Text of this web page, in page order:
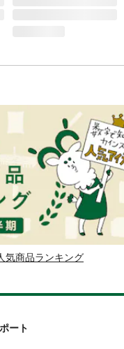
気商品ランキング
ート